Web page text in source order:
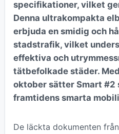
specifikationer, vilket
Denna ultrakompakta
erbjuda en smidig och
stadstrafik, vilket
effektiva och
tätbefolkade städer.
oktober sätter Smart
framtidens smarta
De läckta dokumenten